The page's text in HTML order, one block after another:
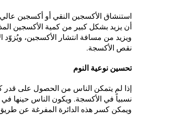
استنشاق الأكسجين النقي أو أكسجين
أن يزيد بشكل كبير من كمية الأكسجين
ويزيد من مسافة انتشار الأكسجين،
نقص الأكسجة.
تحسين نوعية النوم
إذا لم يتمكن الناس من الحصول على قدر
نسبياً في الأكسجة. ويكون الناس حينها
ويمكن كسر هذه الدائرة المفرغة عن